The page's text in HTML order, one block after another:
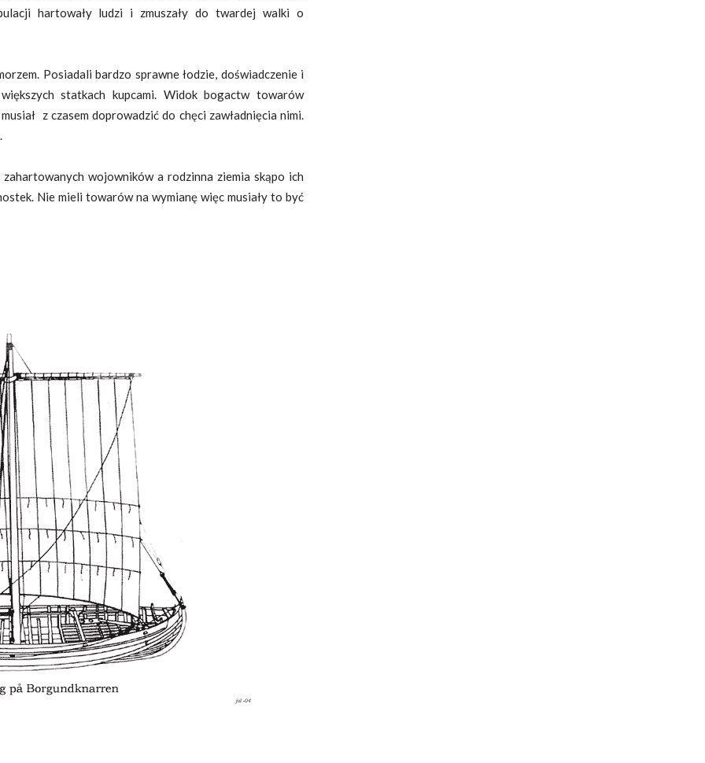
hartowały ludzi i zmuszały do twardej walki o
Posiadali bardzo sprawne łodzie, doświadczenie i
statkach kupcami. Widok bogactw towarów
z czasem doprowadzić do chęci zawładnięcia nimi.
wojowników a rodzinna ziemia skąpo ich
Nie mieli towarów na wymianę więc musiały to być